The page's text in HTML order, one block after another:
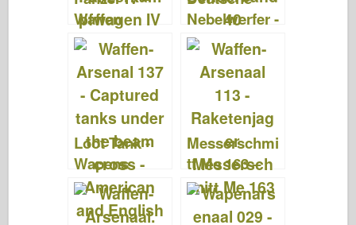
Waffen
Arsenaal
Special 33
Nebelwerfer -
Waffen
Arsenal
Sonderband
Loot Tank -
Wapens
Arsenal 137
Messerschmi
tt Me 163 –
Wapens
Arsenaal 113